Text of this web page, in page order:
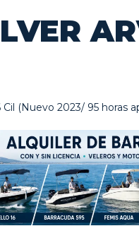
(Nuevo 2023/ 95 horas